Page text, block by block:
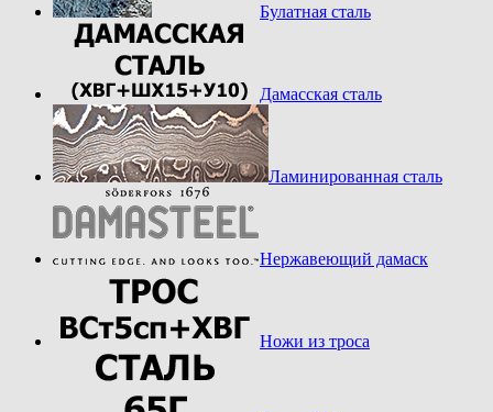
Булатная сталь
Дамасская сталь
Ламинированная сталь
Нержавеющий дамаск
Ножи из троса